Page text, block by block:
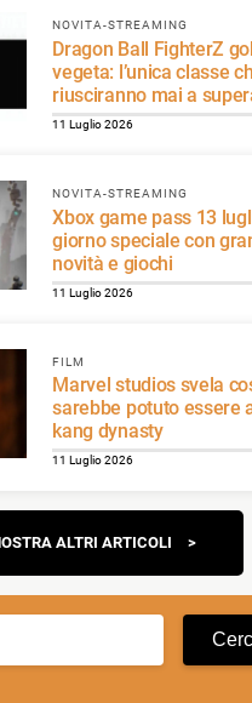
NOVITA-STREAMING
Dragon Ball FighterZ goku e
vegeta: l’unica classe
riusciranno mai a
11 Luglio 2026
NOVITA-STREAMING
Xbox game pass 13 luglio:
giorno speciale con
novità e giochi
11 Luglio 2026
FILM
Marvel studios svela cosa
sarebbe potuto essere
kang dynasty
11 Luglio 2026
ALTRI ARTICOLI